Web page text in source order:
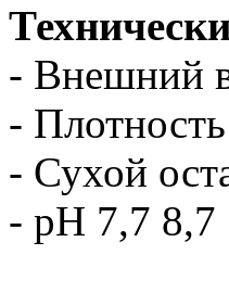
- Внешний
-
- Сухой
- рН 7,7 8,7